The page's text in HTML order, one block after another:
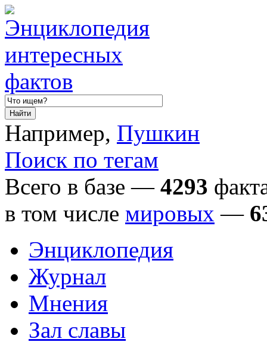
Например, Пушкин
Поиск по тегам
Всего в базе — 4293
в том числе мировых —
Энциклопедия
Журнал
Мнения
Зал славы